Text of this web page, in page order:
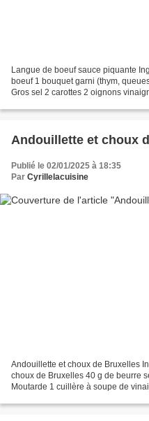
Langue de boeuf sauce piquante
boeuf 1 bouquet garni (thym,
Gros sel 2 carottes 2 oignons
Andouillette et choux
Publié le 02/01/2025 à 18:35
Par Cyrillelacuisine
Andouillette et choux de Bruxelles
choux de Bruxelles 40 g de beurre
Moutarde 1 cuillère à soupe de